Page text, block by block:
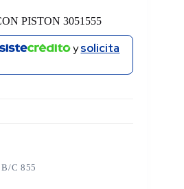
PISTON 3051555
ysolicita
C 855